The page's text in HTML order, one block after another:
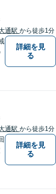
通駅 から徒歩1分
詳細を見
る
通駅 から徒歩1分
詳細を見
る